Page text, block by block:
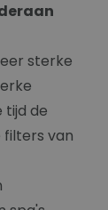
sterke
tijd de
van